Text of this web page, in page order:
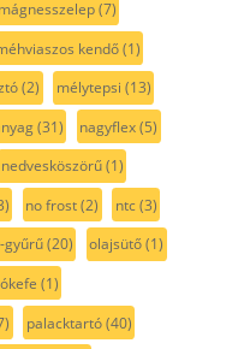
mágnesszelep(7)
kendő(1)
(2) mélytepsi (13)
(31) nagyflex(5)
nedvesköszörű(1)
no frost(2) ntc(3)
gyűrű(20) olajsütő(1)
(1)
palacktartó(40)